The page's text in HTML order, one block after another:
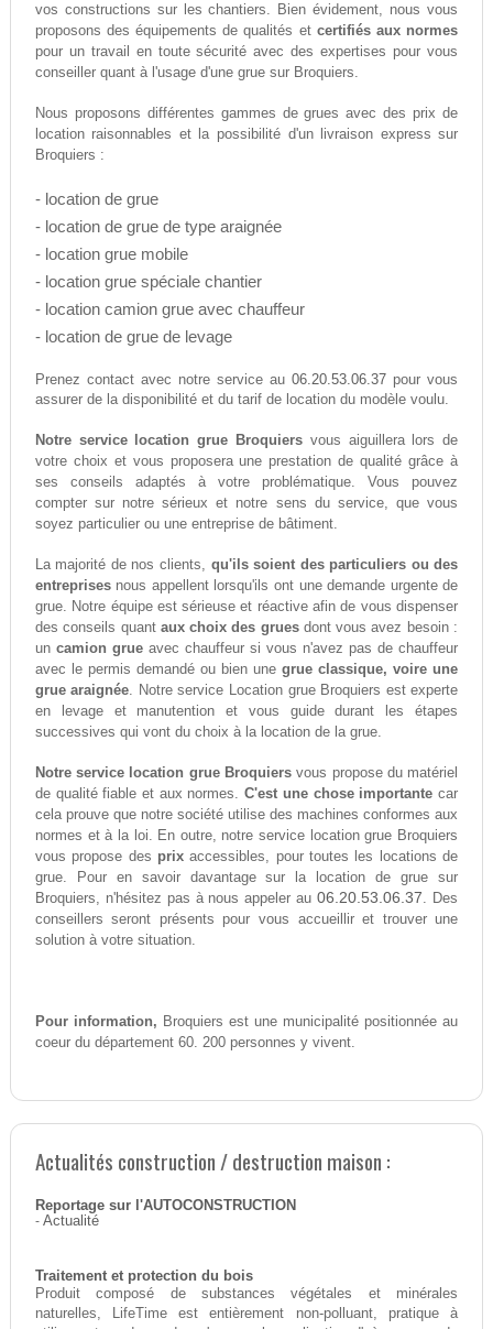
vos constructions sur les chantiers. Bien évidement, nous vous
proposons des équipements de qualités et certifiés aux normes
pour un travail en toute sécurité avec des expertises pour vous
conseiller quant à l'usage d'une grue sur Broquiers.
Nous proposons différentes gammes de grues avec des prix de
location raisonnables et la possibilité d'un livraison express sur
Broquiers :
- location de grue
- location de grue de type araignée
- location grue mobile
- location grue spéciale chantier
- location camion grue avec chauffeur
- location de grue de levage
Prenez contact avec notre service au06.20.53.06.37 pour vous
assurer de la disponibilité et du tarif de location du modèle voulu.
Notre service location grue Broquiers vous aiguillera lors de
votre choix et vous proposera une prestation de qualité grâce à
ses conseils adaptés à votre problématique. Vous pouvez
compter sur notre sérieux et notre sens du service, que vous
soyez particulier ou une entreprise de bâtiment.
La majorité de nos clients, qu'ils soient des particuliers ou des
entreprisesnous appellent lorsqu'ils ont une demande urgente de
grue. Notre équipe est sérieuse et réactive afin de vous dispenser
des conseils quant aux choix des gruesdont vous avez besoin :
un camion grueavec chauffeur si vous n'avez pas de chauffeur
avec le permis demandé ou bien unegrue classique, voire une
grue araignée. Notre service Location grue Broquiers est experte
en levage et manutention et vous guide durant les étapes
successives qui vont du choix à la location de la grue.
Notre service location grue Broquiers vous propose du matériel
de qualité fiable et aux normes.C'est une chose importante car
cela prouve que notre société utilise des machines conformes aux
normes et à la loi. En outre, notre service location grue Broquiers
vous propose des prixaccessibles, pour toutes les locations de
grue. Pour en savoir davantage sur la location de grue sur
Broquiers, n'hésitez pas à nous appeler au06.20.53.06.37. Des
conseillers seront présents pour vous accueillir et trouver une
solution à votre situation.
Pour information, Broquiers est une municipalité positionnée au
coeur du département 60. 200 personnes y vivent.
Actualités construction / destruction maison :
Reportage sur l'AUTOCONSTRUCTION
- Actualité
Traitement et protection du bois
Produit composé de substances végétales et minérales
naturelles, LifeTime est entièrement non-polluant, pratique à